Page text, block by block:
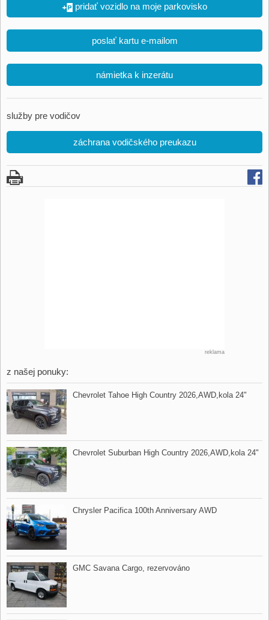
pridať vozidlo na moje parkovisko
poslať kartu e-mailom
námietka k inzerátu
služby pre vodičov
záchrana vodičského preukazu
reklama
z našej ponuky:
Chevrolet Tahoe High Country 2026,​AWD,​kola 24"
Chevrolet Suburban High Country 2026,​AWD,​kola 24"
Chrysler Pacifica 100th Anniversary AWD
GMC Savana Cargo,​ rezervováno